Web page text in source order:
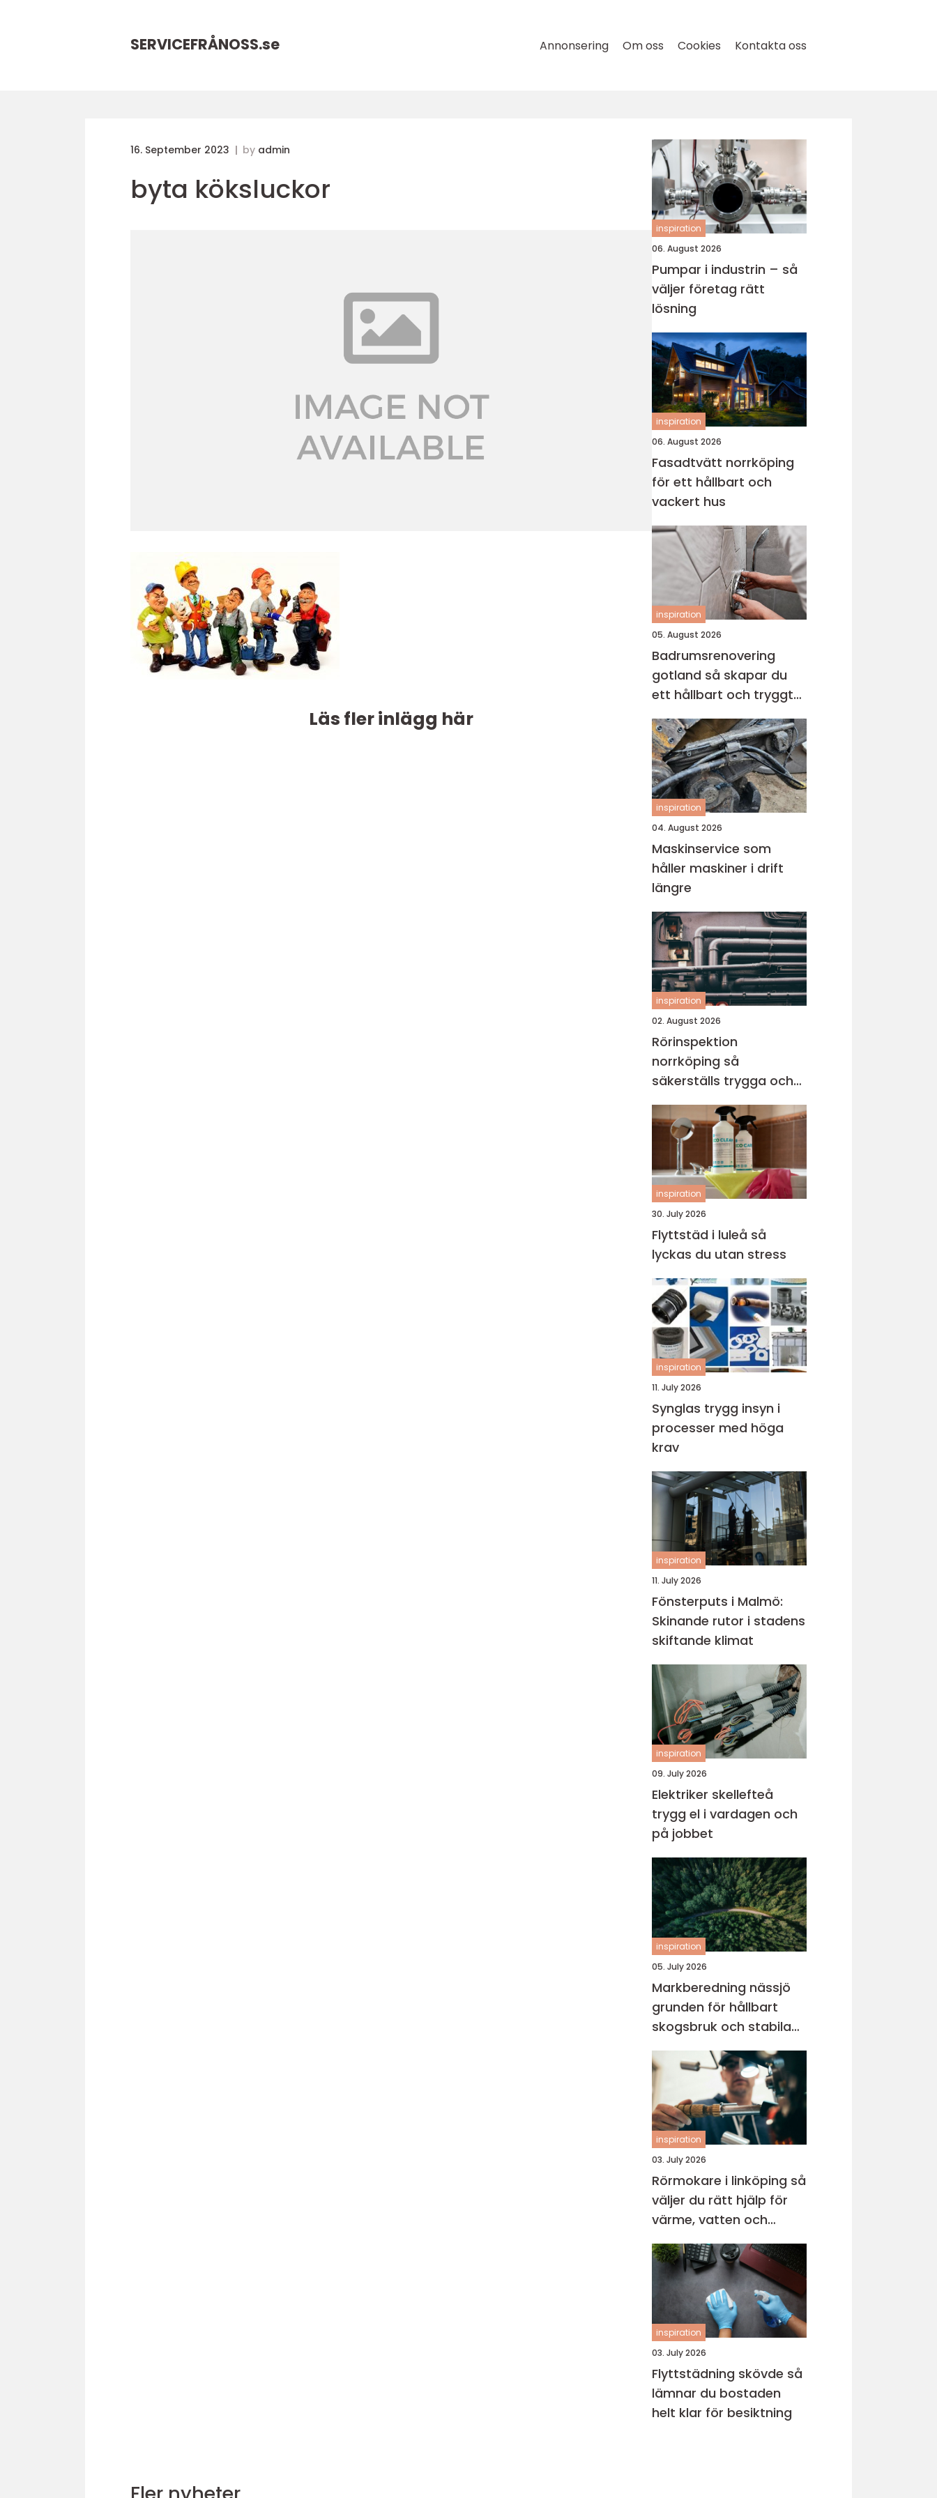
SERVICEFRÅNOSS.se Annonsering Om oss Cookies Kontakta oss
16. September 2023 by admin
byta köksluckor
Läs fler inlägg här
inspiration
06. August 2026
Pumpar i industrin – så
väljer företag rätt
lösning
inspiration
06. August 2026
Fasadtvätt norrköping
för ett hållbart och
vackert hus
inspiration
05. August 2026
Badrumsrenovering
gotland så skapar du
ett hållbart och tryggt
badrum
inspiration
04. August 2026
Maskinservice som
håller maskiner i drift
längre
inspiration
02. August 2026
Rörinspektion
norrköping så
säkerställs trygga och
hållbara avloppssystem
inspiration
30. July 2026
Flyttstäd i luleå så
lyckas du utan stress
inspiration
11. July 2026
Synglas trygg insyn i
processer med höga
krav
inspiration
11. July 2026
Fönsterputs i Malmö:
Skinande rutor i stadens
skiftande klimat
inspiration
09. July 2026
Elektriker skellefteå
trygg el i vardagen och
på jobbet
inspiration
05. July 2026
Markberedning nässjö
grunden för hållbart
skogsbruk och stabila
markprojekt
inspiration
03. July 2026
Rörmokare i linköping så
väljer du rätt hjälp för
värme, vatten och
avlopp
inspiration
03. July 2026
Flyttstädning skövde så
lämnar du bostaden
helt klar för besiktning